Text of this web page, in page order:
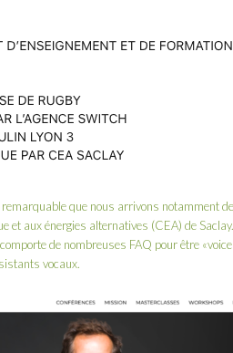
que nous arrivons notamment
et aux énergies alternatives (CEA) de Saclay.
de nombreuses FAQ pour être
vocaux.